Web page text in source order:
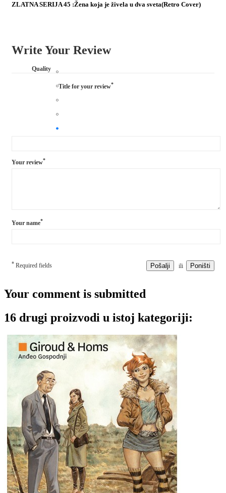
ZLATNA SERIJA 45 :Žena koja je živela u dva sveta(Retro Cover)
Write Your Review
Quality
Title for your review*
Your review*
Your name*
* Required fields Pošalji ili Poništi
Your comment is submitted
16 drugi proizvodi u istoj kategoriji: